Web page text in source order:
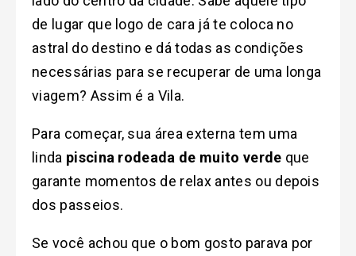
de lugar que logo de cara já te coloca no
astral do destino e dá todas as condições
necessárias para se recuperar de uma longa
viagem? Assim é a Vila.
Para começar, sua área externa tem uma
linda piscina rodeada de muito verde que
garante momentos de relax antes ou depois
dos passeios.
Se você achou que o bom gosto parava por